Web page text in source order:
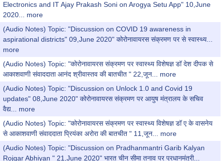
Electronics and IT Ajay Prakash Soni on Arogya Setu App" 10,June
2020...
more
(Audio Notes) Topic: "Discussion on COVID 19 awareness in
aspirational districts" 09,June 2020" कोरोनावायरस संक्रमण पर से स्वास्थ्य...
more
(Audio Notes) Topic: "कोरोनावायरस संक्रमण पर स्वास्थ्य विशेषज्ञ डॉ देश दीपक से
आकाशवाणी संवाददाता आनंद श्रीवास्तव की बातचीत " 22,जून...
more
(Audio Notes) Topic: "Discussion on Unlock 1.0 and Covid 19
updates" 08,June 2020" कोरोनावायरस संक्रमण पर आयुष मंत्रालय के सचिव
वैद्य...
more
(Audio Notes) Topic: "कोरोनावायरस संक्रमण पर स्वास्थ्य विशेषज्ञ डॉ ए के वासनेय
से आकाशवाणी संवाददाता प्रियंका अरोरा की बातचीत " 11,जून...
more
(Audio Notes) Topic: "Discussion on Pradhanmantri Garib Kalyan
Rojgar Abhiyan " 21,June 2020" भारत चीन सीमा तनाव पर प्रधानमंत्री...